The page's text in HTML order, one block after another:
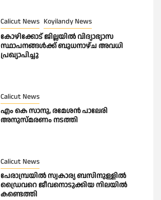
Calicut News Koyilandy News
കോഴിക്കോട് ജില്ലയിൽ വിദ്യാഭ്യാസ
സ്ഥാപനങ്ങൾക്ക് ബുധനാഴ്ച അവധി
പ്രഖ്യാപിച്ചു
Calicut News
എം കെ സാനു, രമേശൻ പാലേരി
അനുസ്മരണം നടത്തി
Calicut News
പേരാമ്പ്രയിൽ സ്വകാര്യ ബസിനുള്ളിൽ
ഡ്രൈവറെ ജീവനൊടുക്കിയ നിലയിൽ
കണ്ടെത്തി